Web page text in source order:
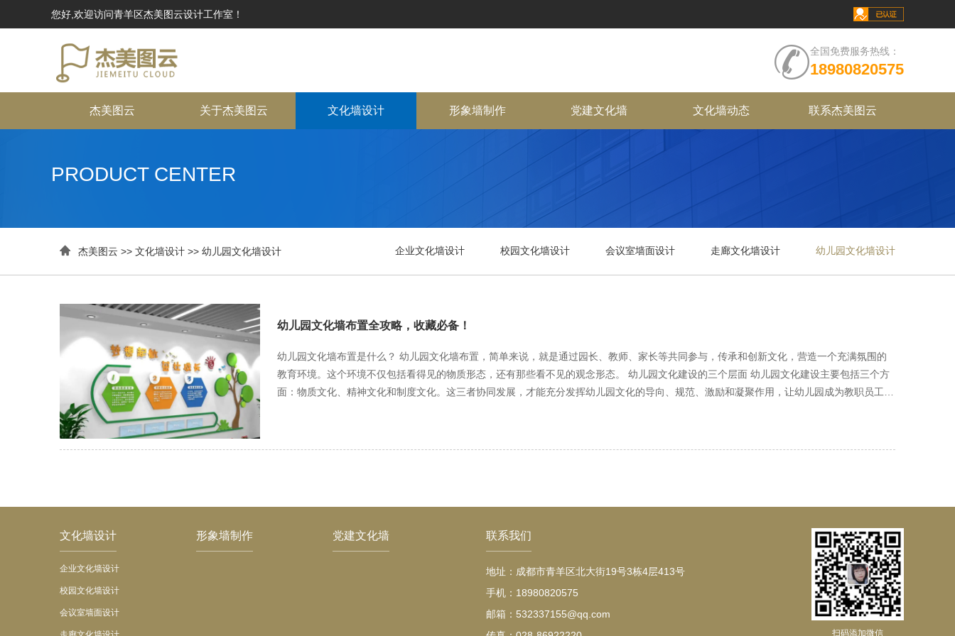
您好,欢迎访问青羊区杰美图云设计工作室！
全国免费服务热线：
18980820575
杰美图云 关于杰美图云 文化墙设计 形象墙制作 党建文化墙 文化墙动态 联系杰美图云
PRODUCT CENTER
 杰美图云 >> 文化墙设计 >> 幼儿园文化墙设计 企业文化墙设计 校园文化墙设计 会议室墙面设计 走廊文化墙设计 幼儿园文化墙设计
幼儿园文化墙布置全攻略，收藏必备！
幼儿园文化墙布置是什么？ 幼儿园文化墙布置，简单来说，就是通过园长、教师、家长等共同参与，传承和创新文化，营造一个充满氛围的
教育环境。这个环境不仅包括看得见的物质形态，还有那些看不见的观念形态。 幼儿园文化建设的三个层面 幼儿园文化建设主要包括三个方
面：物质文化、精神文化和制度文化。这三者协同发展，才能充分发挥幼儿园文化的导向、规范、激励和凝聚作用，让幼儿园成为教职员工快
部分。通过创意设计，让文化墙不仅美观，还能传递正能量，激发孩子们的创造力和想象力。 班级文化墙布置 班级文化墙布置是幼儿园文化
布置的基础。每个班级都可以根据自己的特色和需求，设计出独特的文化墙，营造一个温馨、有趣的学习氛围。 班级文化建设 班级文化建设
是幼儿园文化建设的具体体现。通过班级文化建设，让孩子们在潜移默化中接受良好的教育，培养他们的团队合作精神和创新能力。 教育培
训机构和幼儿园 无论是教育培训机构还是幼儿园，文化布置都是一个非常重要的环节。通过精心设计，让教育环境不仅美观，还能传递正能
传递正能量，激发孩子们的创造力和想象力。 班级文化墙布置 班级文化墙布置是幼儿园文化布置的基础。每个班级都可以根据自己的特色和
文化墙设计
企业文化墙设计
校园文化墙设计
会议室墙面设计
形象墙制作 党建文化墙 联系我们
地址：成都市青羊区北大街19号3栋4层413号
手机：18980820575
邮箱：532337155@qq.com
扫码添加微信